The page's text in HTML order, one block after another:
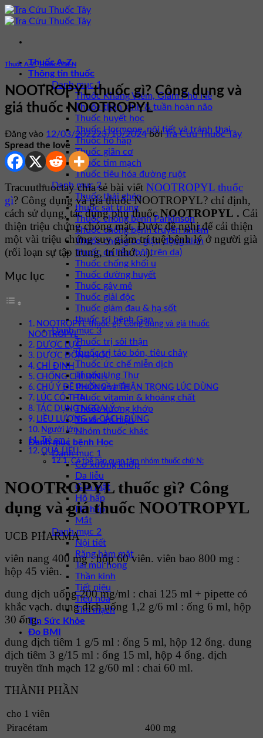
Bỏ
qua
dung
Thuốc A-Z
Thông tin thuốc
Danh mục 1
Thuốc Kháng Viêm, Giảm Phù Nề
Thuốc thần kinh & tuần hoàn não
Thuốc huyết học
Thuốc Hormone, nội tiết và tránh thai
Thuốc hô hấp
Thuốc giãn cơ
Thuốc tim mạch
Thuốc tiêu hóa đường ruột
Danh mục 2
Thuốc thải ghép
thuốc sát trùng
Thuốc chống bệnh Parkinson
Thuốc chống bệnh truyền nhiễm
Thuốc chống co giật, động kinh
Thuốc da liễu (bôi trên da)
Thuốc chống khối u
Thuốc đường huyết
Thuốc gây mê
Thuốc giải độc
Thuốc giảm đau & hạ sốt
thuốc trị bệnh Gan
Danh mục 3
Thuốc trị sỏi thận
thuốc trị táo bón, tiêu chảy
Thuốc ức chế miễn dịch
Thuốc Ung Thư
thuốc về mắt
Thuốc vitamin & khoáng chất
Thuốc xương khớp
Thuốc lợi niệu
Nhóm thuốc khác
Danh mục bệnh Học
Danh mục 1
Cơ xương khớp
Da liễu
Gan mật
Hô hấp
Hô hấp
Mắt
Danh mục 2
Nội tiết
Răng hàm mặt
Tai mũi họng
Thần kinh
Tiết niệu
Tiêu hóa
Tim mạch
Tin Sức Khỏe
Đo BMI
Thuốc A-Z,Thuốc Chữ N
NOOTROPYL thuốc gì? Công dụng và
giá thuốc NOOTROPYL
Đăng vào 12/03/202223/10/2024 bởiTra Cứu Thuốc Tây
Spread the love
Tracuuthuoctay chia sẻ bài viết NOOTROPYL thuốc
gì? Công dụng và giá thuốc NOOTROPYL? chỉ định,
cách sử dụng, tác dụng phụ thuốcNOOTROPYL . Cải
thiện triệu chứng chóng mặt. Được đề nghị để cải thiện
một vài triệu chứng suy giảm trí tuệ bệnh lý ở người già
(rối loạn sự tập trung, trí nhớ…).
Mục lục
NOOTROPYL thuốc gì? Công dụng và giá thuốc
NOOTROPYL
DƯỢC LỰC
DƯỢC ĐỘNG HỌC
CHỈ ĐỊNH
CHỐNG CHỈ ĐỊNH
CHÚ Ý ĐỀ PHÒNG và THẬN TRỌNG LÚC DÙNG
LÚC CÓ THAI
TÁC DỤNG NGOẠI Ý
LIỀU LƯỢNG và CÁCH DÙNG
Người lớn :
Trẻ em :
QUÁ LIỀU
Có thể bạn quan tâm nhóm thuốc chữ N:
NOOTROPYL thuốc gì? Công
dụng và giá thuốc NOOTROPYL
UCB PHARMA
viên nang 400 mg : hộp 60 viên. viên bao 800 mg :
hộp 45 viên.
dung dịch uống 200 mg/ml : chai 125 ml + pipette có
khắc vạch. dung dịch uống 1,2 g/6 ml : ống 6 ml, hộp
30 ống.
dung dịch tiêm 1 g/5 ml : ống 5 ml, hộp 12 ống. dung
dịch tiêm 3 g/15 ml : ống 15 ml, hộp 4 ống. dịch
truyền tĩnh mạch 12 g/60 ml : chai 60 ml.
THÀNH PHẦN
cho 1 viên
Piracétam
400 mg